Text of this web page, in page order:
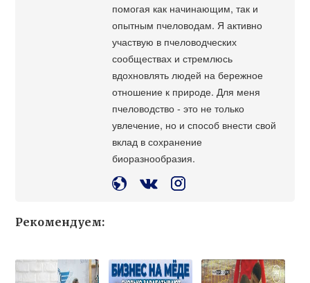
помогая как начинающим, так и
опытным пчеловодам. Я активно
участвую в пчеловодческих
сообществах и стремлюсь
вдохновлять людей на бережное
отношение к природе. Для меня
пчеловодство - это не только
увлечение, но и способ внести свой
вклад в сохранение
биоразнообразия.
Рекомендуем: